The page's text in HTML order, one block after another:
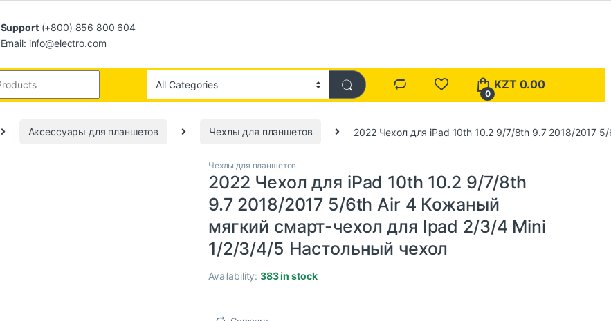
Support(+800) 856 800 604
Email: info@electro.com
0
KZT 0.00
Аксессуары для планшетов Чехлы для планшетов 2022 Чехол для iPad 10th 10.2 9/7/8th 9.7 2018/2017
Чехлы для планшетов
2022 Чехол для iPad 10th 10.2 9/7/8th
9.7 2018/2017 5/6th Air 4 Кожаный
мягкий смарт-чехол для Ipad 2/3/4 Mini
1/2/3/4/5 Настольный чехол
Availability:383 in stock